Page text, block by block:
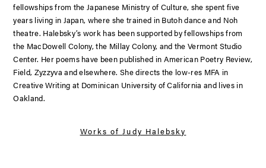
fellowships from the Japanese Ministry of Culture, she spent five
years living in Japan, where she trained in Butoh dance and Noh
theatre. Halebsky’s work has been supported by fellowships from
the MacDowell Colony, the Millay Colony, and the Vermont Studio
Center. Her poems have been published in American Poetry Review,
Field, Zyzzyva and elsewhere. She directs the low-res MFA in
Creative Writing at Dominican University of California and lives in
Oakland.
Works of Judy Halebsky